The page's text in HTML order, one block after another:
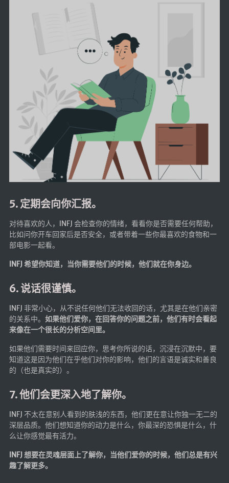
5. 定期会向你汇报。
对待喜欢的人，INFJ 会检查你的情绪，看看你是否需要任何帮助，
比如问你开车回家后是否安全，或者带着一些你最喜欢的食物和一
部电影一起看。
INFJ 希望你知道，当你需要他们的时候，他们就在你身边。
6. 说话很谨慎。
INFJ 非常小心，从不说任何他们无法收回的话，尤其是在他们亲密
的关系中。 如果他们爱你，在回答你的问题之前，他们有时会看起
来像在一个很长的分析空间里。
如果他们需要时间来回应你，思考你所说的话，沉浸在沉默中，要
知道这是因为他们在乎他们对你的影响，他们的言语是诚实和善良
的（也是真实的）。
7. 他们会更深入地了解你。
INFJ 不太在意别人看到的肤浅的东西，他们更在意让你独一无二的
深层品质。他们想知道你的动力是什么，你最深的恐惧是什么，什
么让你感觉最有活力。
INFJ 想要在灵魂层面上了解你，当他们爱你的时候，他们总是有兴
趣了解更多。